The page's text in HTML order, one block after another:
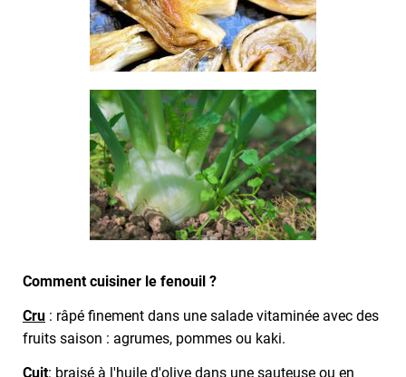
Comment cuisiner le fenouil ?
Cru : râpé finement dans une salade vitaminée avec des
fruits saison : agrumes, pommes ou kaki.
Cuit: braisé à l'huile d'olive dans une sauteuse ou en